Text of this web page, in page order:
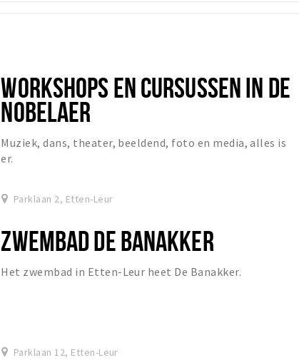
WORKSHOPS EN CURSUSSEN IN DE
NOBELAER
Muziek, dans, theater, beeldend, foto en media, alles is
er.
Parklaan 2, Etten-Leur
ZWEMBAD DE BANAKKER
Het zwembad in Etten-Leur heet De Banakker.
Parklaan 12, Etten-Leur